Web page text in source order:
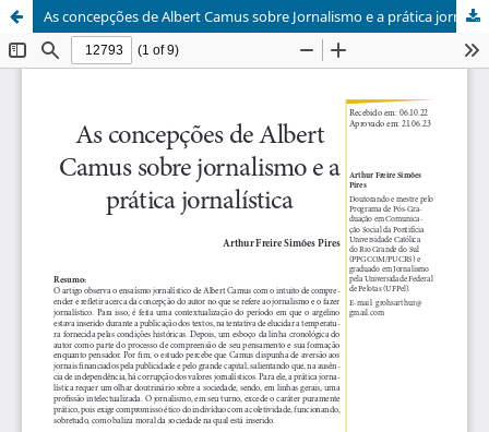
As concepções de Albert Camus sobre Jornalismo e a prática jornalística